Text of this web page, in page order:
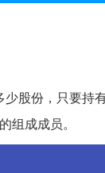
少股份，只要持
组成成员。